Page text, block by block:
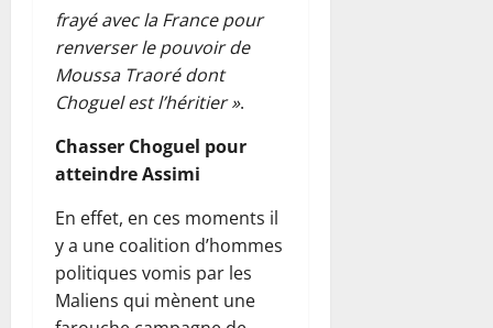
frayé avec la France pour
renverser le pouvoir de
Moussa Traoré dont
Choguel est l’héritier ».
Chasser Choguel pour
atteindre Assimi
En effet, en ces moments il
y a une coalition d’hommes
politiques vomis par les
Maliens qui mènent une